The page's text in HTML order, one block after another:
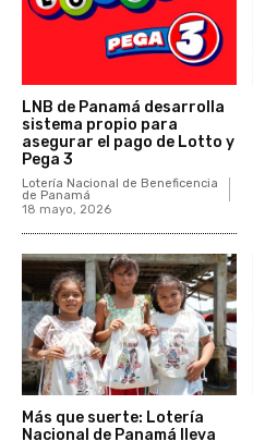
LNB de Panamá desarrolla
sistema propio para
asegurar el pago de Lotto y
Pega 3
Lotería Nacional de Beneficencia
de Panamá
18 mayo, 2026
Más que suerte: Lotería
Nacional de Panamá lleva